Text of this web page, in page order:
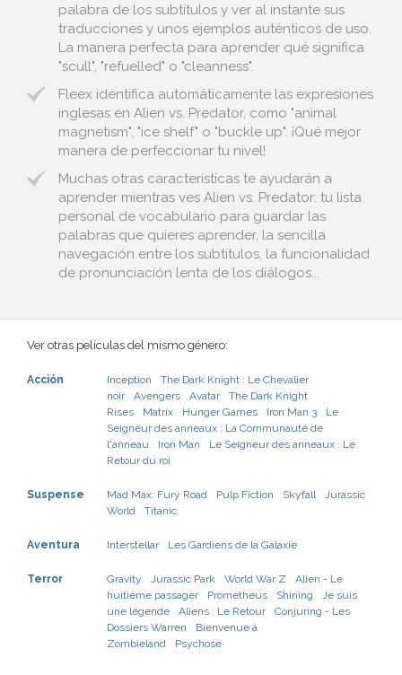
palabra de los subtítulos y ver al instante sus
traducciones y unos ejemplos auténticos de uso.
La manera perfecta para aprender qué significa
"scull", "refuelled" o "cleanness".
Fleex identifica automáticamente las expresiones
inglesas en Alien vs. Predator, como "animal
magnetism", "ice shelf" o "buckle up". ¡Qué mejor
manera de perfeccionar tu nivel!
Muchas otras características te ayudarán a
aprender mientras ves Alien vs. Predator: tu lista
personal de vocabulario para guardar las
palabras que quieres aprender, la sencilla
navegación entre los subtítulos, la funcionalidad
de pronunciación lenta de los diálogos...
Ver otras películas del mismo género:
Acción Inception
The Dark Knight : Le Chevalier
noir
Avengers Avatar
The Dark Knight
Rises
Matrix Hunger Games Iron Man 3
Le
Seigneur des anneaux : La Communauté de
l'anneau
Iron Man
Le Seigneur des anneaux : Le
Retour du roi
Suspense Mad Max: Fury Road Pulp Fiction Skyfall
Jurassic
World
Titanic
Aventura Interstellar Les Gardiens de la Galaxie
Terror Gravity Jurassic Park World War Z
Alien - Le
huitième passager
Prometheus Shining
Je suis
une légende
Aliens : Le Retour
Conjuring - Les
Dossiers Warren
Bienvenue à
Zombieland
Psychose